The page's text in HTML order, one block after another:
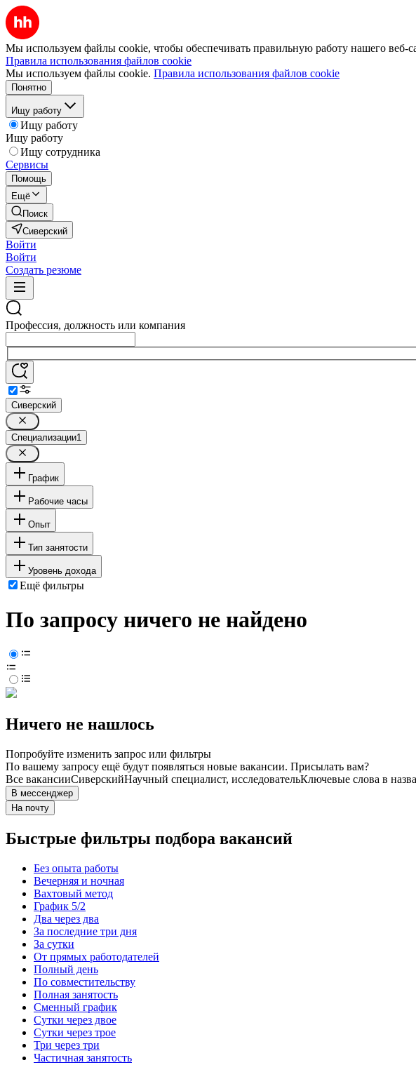
Мы используем файлы cookie, чтобы обеспечивать правильную работу нашего веб-
Правила использования файлов cookie
Мы используем файлы cookie. Правила использования файлов cookie
Понятно
Ищу работу
Ищу работу
Ищу работу
Ищу сотрудника
Сервисы
Помощь
Ещё
Поиск
Сиверский
Войти
Войти
Создать резюме
Профессия, должность или компания
Сиверский
Специализации1
График
Рабочие часы
Опыт
Тип занятости
Уровень дохода
Ещё фильтры
По запросу ничего не найдено
Ничего не нашлось
Попробуйте изменить запрос или фильтры
По вашему запросу ещё будут появляться новые вакансии. Присылать вам?
Все вакансииСиверскийНаучный специалист, исследовательКлючевые слова в
В мессенджер
На почту
Быстрые фильтры подбора вакансий
Без опыта работы
Вечерняя и ночная
Вахтовый метод
График 5/2
Два через два
За последние три дня
За сутки
От прямых работодателей
Полный день
По совместительству
Полная занятость
Сменный график
Сутки через двое
Сутки через трое
Три через три
Частичная занятость